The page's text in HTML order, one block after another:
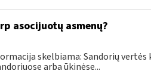
asocijuotų asmenų?
skelbiama: Sandorių vertės
arba ūkinėse...